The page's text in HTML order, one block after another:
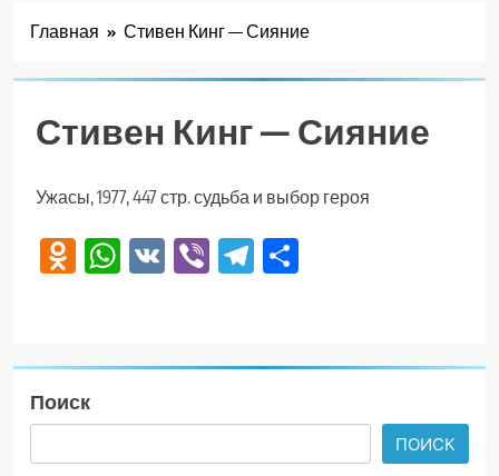
Главная Стивен Кинг — Сияние
Стивен Кинг — Сияние
Ужасы, 1977, 447 стр. судьба и выбор героя
Odnoklassniki
WhatsApp
VK ViberTelegram
Поиск
ПОИСК